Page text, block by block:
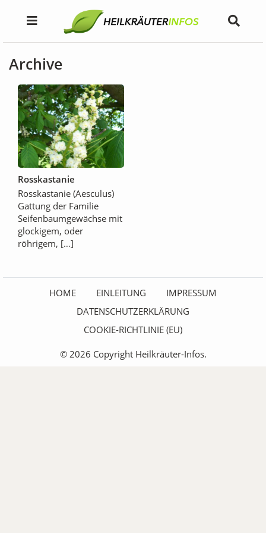
Archive
Rosskastanie
Rosskastanie (Aesculus)
Gattung der Familie
Seifenbaumgewächse mit
glockigem, oder
röhrigem, […]
HOME EINLEITUNG
IMPRESSUM
DATENSCHUTZERKLÄRUNG
COOKIE-RICHTLINIE (EU)
© 2026 Copyright Heilkräuter-Infos.